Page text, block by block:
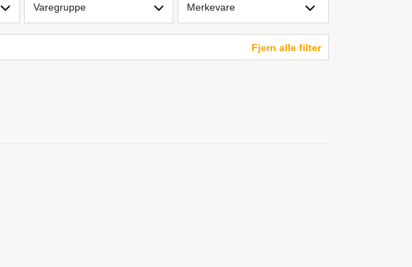
Varegruppe Merkevare
Fjern alle filter